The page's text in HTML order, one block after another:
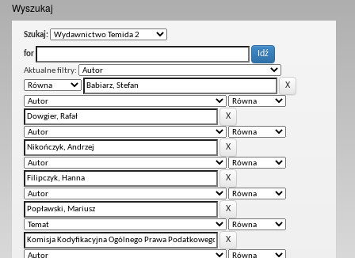
Wyszukaj
Szukaj:
for
Aktualne filtry: